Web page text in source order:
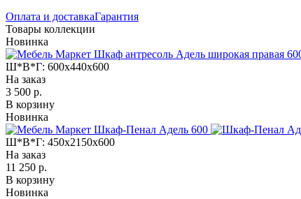
Оплата и доставкаГарантия
Товары коллекции
Новинка
Ш*В*Г: 600x440x600
На заказ
3 500 р.
В корзину
Новинка
Ш*В*Г: 450x2150x600
На заказ
11 250 р.
В корзину
Новинка